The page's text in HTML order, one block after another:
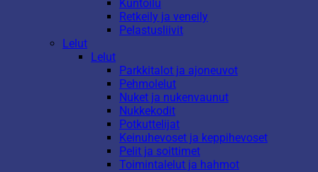
Kuntoilu
Retkeily ja veneily
Pelastusliivit
Lelut
Lelut
Parkkitalot ja ajoneuvot
Pehmolelut
Nuket ja nukenvaunut
Nukkekodit
Potkuttelijat
Keinuhevoset ja keppihevoset
Pelit ja soittimet
Toimintalelut ja hahmot